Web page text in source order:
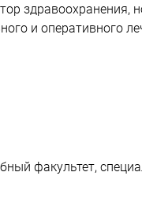
здравоохранения,
и оперативного
факультет,